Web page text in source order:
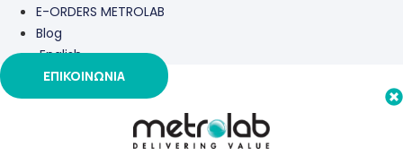
E-ORDERS METROLAB
Blog
English
ΕΠΙΚΟΙΝΩΝΙΑ